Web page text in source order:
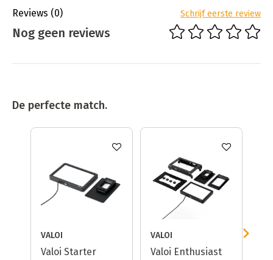
Reviews (0) Schrijf eerste review
Nog geen reviews
De perfecte match.
VALOI
Valoi Starter
VALOI
Valoi Enthusiast